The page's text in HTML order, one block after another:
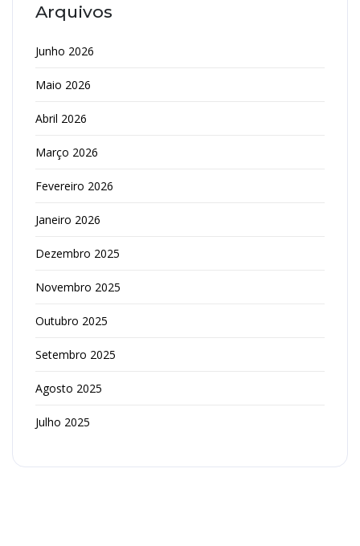
Arquivos
Junho 2026
Maio 2026
Abril 2026
Março 2026
Fevereiro 2026
Janeiro 2026
Dezembro 2025
Novembro 2025
Outubro 2025
Setembro 2025
Agosto 2025
Julho 2025